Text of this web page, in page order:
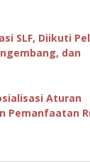
SLF, Diikuti
dan
Aturan
Pemanfaatan